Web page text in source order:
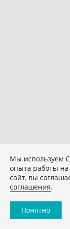
Мы используем
опыта работы
сайт, вы
соглашения.
Понятно